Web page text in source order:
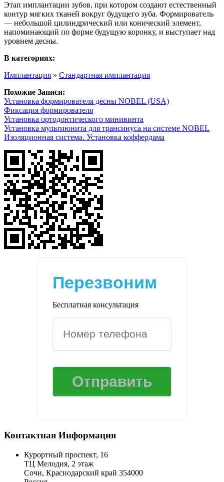
Этап имплантации зубов, при котором создают естественный
контур мягких тканей вокруг будущего зуба. Формирователь
— небольшой цилиндрический или конический элемент,
напоминающий по форме будущую коронку, и выступает над
уровнем десны.
В категориях:
Имплантация » Стандартная имплантация
Похожие Записи:
Установка формирователя десны NOBEL (USA)
Фиксация формирователя
Установка ортодонтического минивинта
Установка мультиюнита для трансинуса на системе NOBEL
Изоляционная система. Установка коффердама
Перезвоним
Бесплатная консультация
Контактная Информация
Курортный проспект, 16
ТЦ Мелодия, 2 этаж
Сочи, Краснодарский край 354000